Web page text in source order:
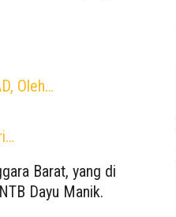
Oleh…
Barat, yang di
Dayu Manik.